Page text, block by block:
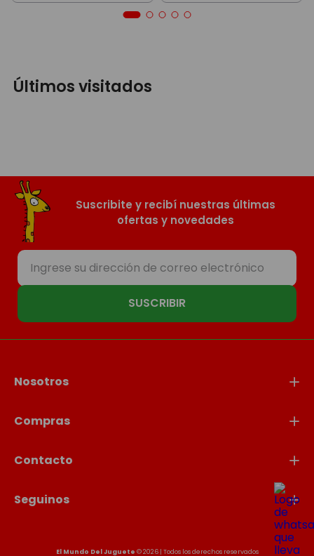
Últimos visitados
Suscribite y recibí nuestras últimas
ofertas y novedades
SUSCRIBIR
Nosotros
Compras
Contacto
Seguinos
El Mundo Del Juguete © 2026 | Todos los derechos reservados